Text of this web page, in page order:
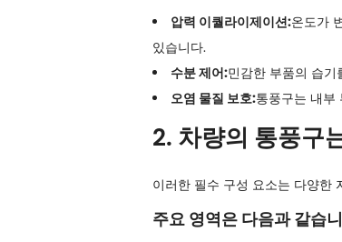
압력 이퀄라이제이션:온도가
있습니다.
수분 제어:민감한 부품의 습
오염 물질 보호:통풍구는 내부
2. 차량의 통풍구
이러한 필수 구성 요소는 다양한
주요 영역은 다음과 같습